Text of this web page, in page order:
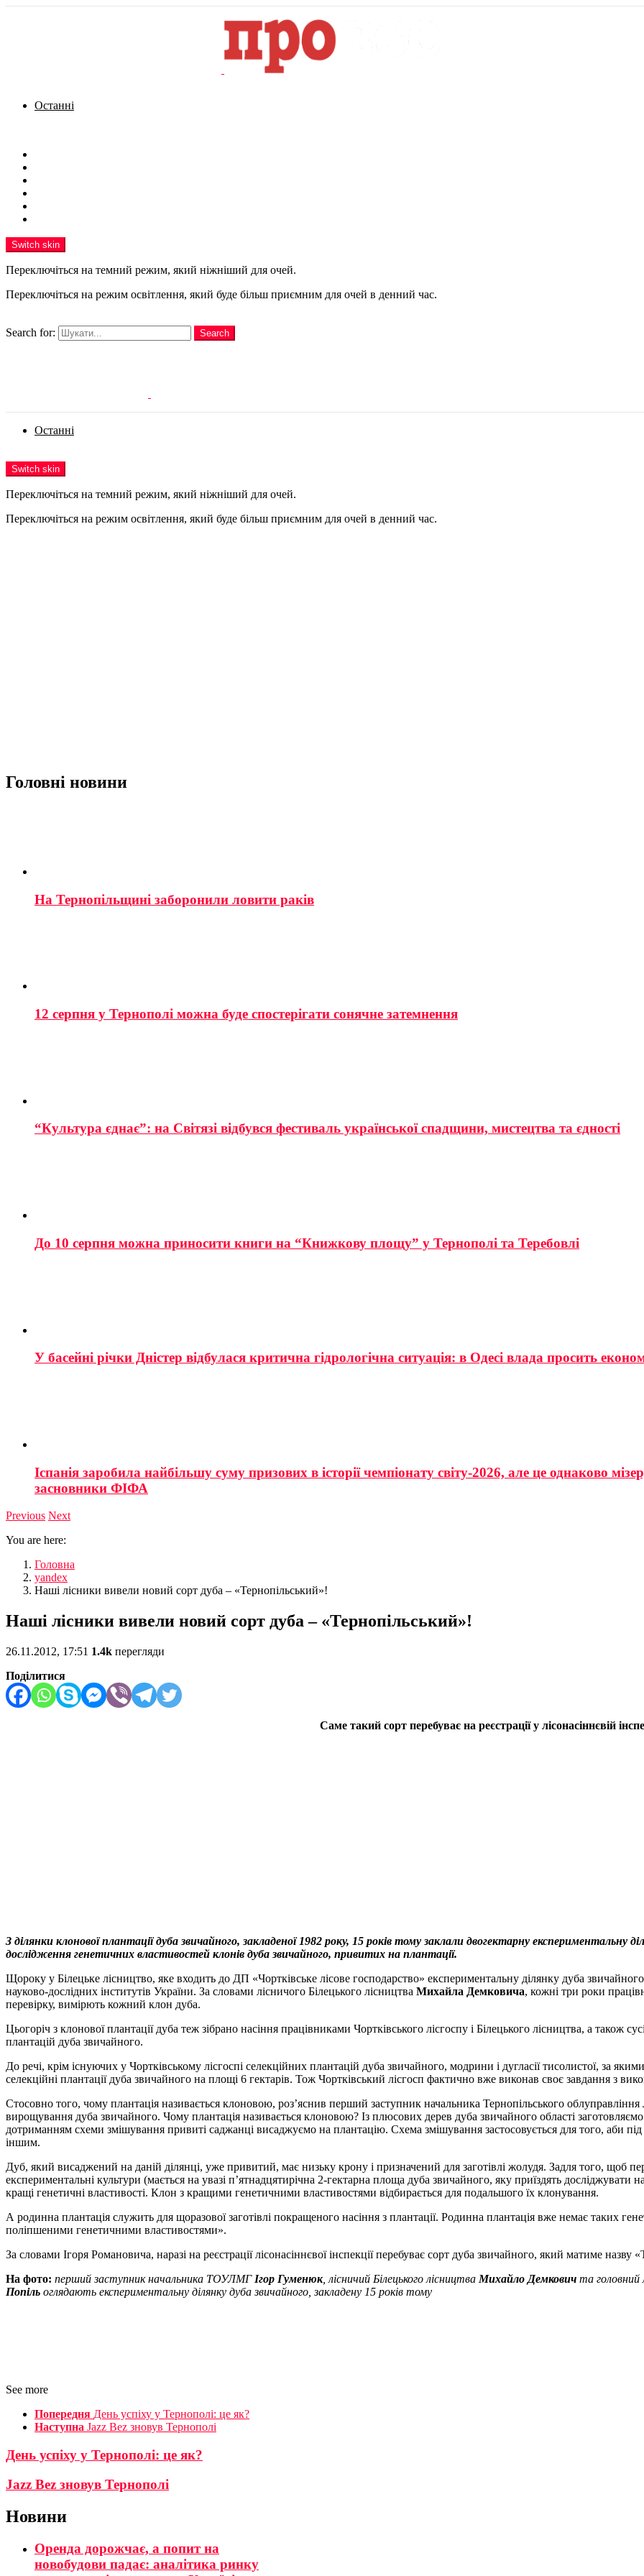
Останні
Switch skin
Переключіться на темний режим, який ніжніший для очей.
Переключіться на режим освітлення, який буде більш приємним для очей в денний час.
Search for:
Search
Останні
Switch skin
Переключіться на темний режим, який ніжніший для очей.
Переключіться на режим освітлення, який буде більш приємним для очей в денний час.
Головні новини
На Тернопільщині заборонили ловити раків
12 серпня у Тернополі можна буде спостерігати сонячне затемнення
“Культура єднає”: на Світязі відбувся фестиваль української спадщини, мистецтва та єдності
До 10 серпня можна приносити книги на “Книжкову площу” у Тернополі та Теребовлі
У басейні річки Дністер відбулася критична гідрологічна ситуація: в Одесі влада просить
Іспанія заробила найбільшу суму призових в історії чемпіонату світу-2026, але це однаково
засновники ФІФА
Previous Next
You are here:
Головна
yandex
Наші лісники вивели новий сорт дуба – «Тернопільський»!
Наші лісники вивели новий сорт дуба – «Тернопільський»!
26.11.2012, 17:51 1.4k перегляди
Поділитися
Саме такий сорт перебуває на реєстрації у лісонасіннєвій
З ділянки клонової плантації дуба звичайного, закладеної 1982 року, 15 років тому заклали двогектарну експериментальну
дослідження генетичних властивостей клонів дуба звичайного, привитих на плантації.
Щороку у Білецьке лісництво, яке входить до ДП «Чортківське лісове господарство» експериментальну ділянку дуба
науково-дослідних інститутів України. За словами лісничого Білецького лісництва Михайла Демковича, кожні три роки
перевірку, вимірють кожний клон дуба.
Цьогоріч з клонової плантації дуба теж зібрано насіння працівниками Чортківського лісгоспу і Білецького лісництва, а також
плантацій дуба звичайного.
До речі, крім існуючих у Чортківському лісгоспі селекційних плантацій дуба звичайного, модрини і дугласії тисолистої, за
селекційні плантації дуба звичайного на площі 6 гектарів. Тож Чортківський лісгосп фактично вже виконав своє завдання з
Стосовно того, чому плантація називається клоновою, роз’яснив перший заступник начальника Тернопільського
вирощування дуба звичайного. Чому плантація називається клоновою? Із плюсових дерев дуба звичайного області
дотриманням схеми змішування привиті саджанці висаджуємо на плантацію. Схема змішування застосовується для того, аби
іншим.
Дуб, який висаджений на даній ділянці, уже привитий, має низьку крону і призначений для заготівлі жолудя. Задля того, щоб
експериментальні культури (мається на увазі п’ятнадцятирічна 2-гектарна площа дуба звичайного, яку приїздять
кращі генетичні властивості. Клон з кращими генетичними властивостями відбирається для подальшого їх клонування.
А родинна плантація служить для щоразової заготівлі покращеного насіння з плантації. Родинна плантація вже немає таких
поліпшеними генетичними властивостями».
За словами Ігоря Романовича, наразі на реєстрації лісонасіннєвої інспекції перебуває сорт дуба звичайного, який матиме назву
На фото: перший заступник начальника ТОУЛМГ Ігор Гуменюк, лісничий Білецького лісництва Михайло Демкович та головний
Попіль оглядають експериментальну ділянку дуба звичайного, закладену 15 років тому
See more
Попередня День успіху у Тернополі: це як?
Наступна Jazz Bez зновув Тернополі
День успіху у Тернополі: це як?
Jazz Bez зновув Тернополі
Новини
Оренда дорожчає, а попит на
новобудови падає: аналітика ринку